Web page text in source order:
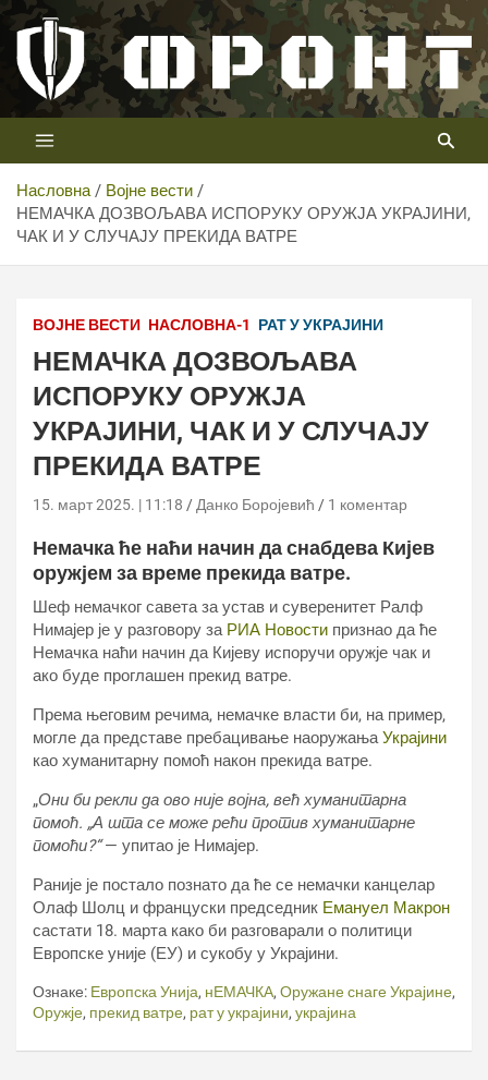
Скип
цонтент
Телевизија ФРОНТ
Први војни канал у Србији
Насловна
Војне вести
НЕМАЧКА ДОЗВОЉАВА ИСПОРУКУ ОРУЖЈА УКРАЈИНИ,
ЧАК И У СЛУЧАЈУ ПРЕКИДА ВАТРЕ
ВОЈНЕ ВЕСТИ НАСЛОВНА-1 РАТ У УКРАЈИНИ
НЕМАЧКА ДОЗВОЉАВА
ИСПОРУКУ ОРУЖЈА
УКРАЈИНИ, ЧАК И У СЛУЧАЈУ
ПРЕКИДА ВАТРЕ
15. март 2025. | 11:18 Данко Боројевић 1 коментар
Немачка ће наћи начин да снабдева Кијев
оружјем за време прекида ватре.
Шеф немачког савета за устав и суверенитет Ралф
Нимајер је у разговору за РИА Новости признао да ће
Немачка наћи начин да Кијеву испоручи оружје чак и
ако буде проглашен прекид ватре.
Према његовим речима, немачке власти би, на пример,
могле да представе пребацивање наоружањаУкрајини
као хуманитарну помоћ након прекида ватре.
„Они би рекли да ово није војна, већ хуманитарна
помоћ. „А шта се може рећи против хуманитарне
помоћи?“— упитао је Нимајер.
Раније је постало познато да ће се немачки канцелар
Олаф Шолц и француски председник Емануел Макрон
састати 18. марта како би разговарали о политици
Европске уније (ЕУ) и сукобу у Украјини.
Ознаке: Европска Унија, нЕМАЧКА, Оружане снаге Украјине,
Оружје, прекид ватре, рат у украјини, украјина